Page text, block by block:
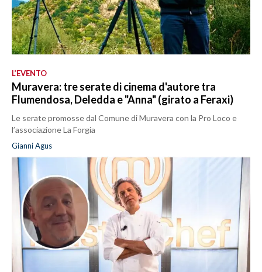
L’EVENTO
Muravera: tre serate di cinema d'autore tra
Flumendosa, Deledda e "Anna" (girato a Feraxi)
Le serate promosse dal Comune di Muravera con la Pro Loco e
l’associazione La Forgia
Gianni Agus